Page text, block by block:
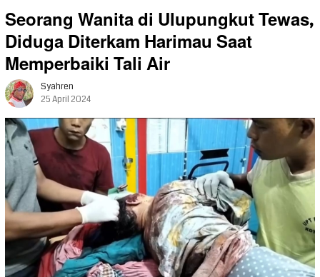
Seorang Wanita di Ulupungkut Tewas,
Diduga Diterkam Harimau Saat
Memperbaiki Tali Air
Syahren
25 April 2024